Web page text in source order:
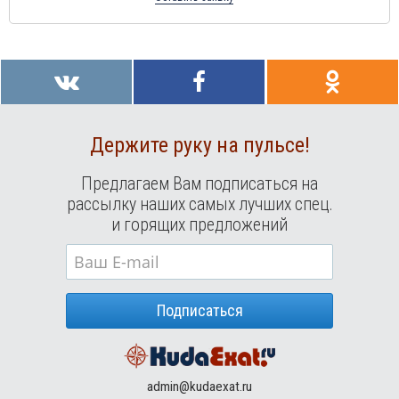
Держите руку на пульсе!
Предлагаем Вам подписаться на
рассылку наших самых лучших спец.
и горящих предложений
Подписаться
admin@kudaexat.ru